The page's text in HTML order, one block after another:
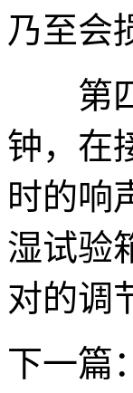
乃至会
第四
钟，在
时的响
湿试验
对的调
下一篇：